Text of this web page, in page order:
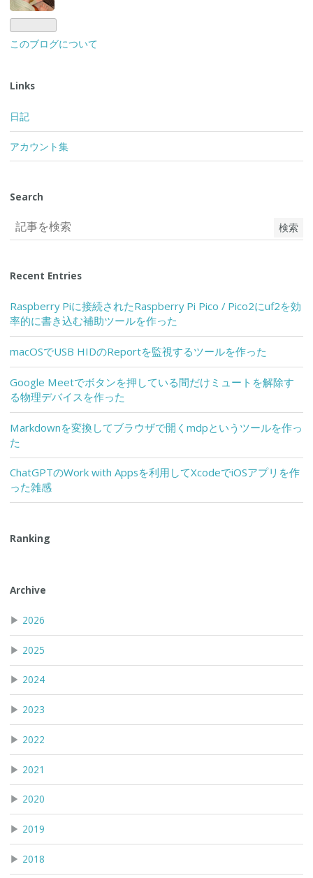
このブログについて
Links
日記
アカウント集
Search
Recent Entries
Raspberry Piに接続されたRaspberry Pi Pico / Pico2にuf2を効
率的に書き込む補助ツールを作った
macOSでUSB HIDのReportを監視するツールを作った
Google Meetでボタンを押している間だけミュートを解除す
る物理デバイスを作った
Markdownを変換してブラウザで開くmdpというツールを作っ
た
ChatGPTのWork with Appsを利用してXcodeでiOSアプリを作
った雑感
Ranking
Archive
▶ 2026
▶ 2025
▶ 2024
▶ 2023
▶ 2022
▶ 2021
▶ 2020
▶ 2019
▶ 2018